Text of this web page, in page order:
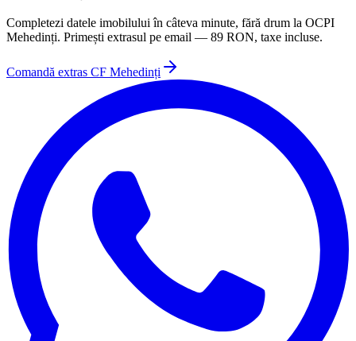
Completezi datele imobilului în câteva minute, fără drum la OCPI
Mehedinți. Primești extrasul pe email — 89 RON, taxe incluse.
Comandă extras CF Mehedinți